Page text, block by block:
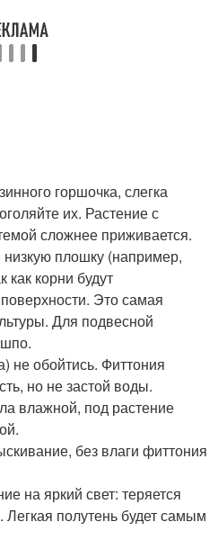
горшочка, слегка
их. Растение с
сложнее приживается.
плошку (например,
как корни будут
Это самая
Для подвесной
не обойтись. Фиттония
но не застой воды.
влажной, под растение
без влаги фиттония
на яркий свет: теряется
Легкая полутень будет самым